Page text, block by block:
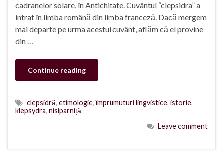
cadranelor solare, în Antichitate. Cuvântul “clepsidra” a
intrat în limba română din limba franceză. Dacă mergem
mai departe pe urma acestui cuvânt, aflăm că el provine
din …
Continue reading
clepsidră, etimologie,împrumuturi lingvistice, istorie,
klepsydra, nisiparniță
Leave comment